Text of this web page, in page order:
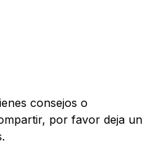
consejos o
por favor deja un